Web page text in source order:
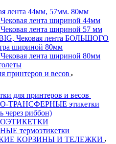
лента 44мм, 57мм. 80мм
лента шириной 44мм
лента шириной 57 мм
Чековая лента БОЛЬШОГО
шириной 80мм
лента шириной 80мм
принтеров и весов
для принтеров и весов
ТРАНСФЕРНЫЕ этикетки
через риббон)
термоэтикетки
КОРЗИНЫ И ТЕЛЕЖКИ